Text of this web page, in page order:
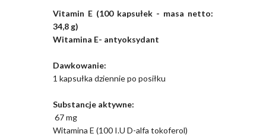
Vitamin E (100 kapsułek - masa netto:
34,8 g)
Witamina E- antyoksydant
Dawkowanie:
1 kapsułka dziennie po posiłku
Substancje aktywne:
67 mg
Witamina E (100 I.U D-alfa tokoferol)